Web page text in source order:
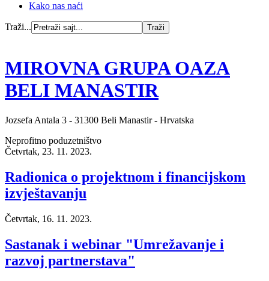
Kako nas naći
Traži...
MIROVNA GRUPA OAZA
BELI MANASTIR
Jozsefa Antala 3 - 31300 Beli Manastir - Hrvatska
Neprofitno poduzetništvo
Četvrtak, 23. 11. 2023.
Radionica o projektnom i financijskom
izvještavanju
Četvrtak, 16. 11. 2023.
Sastanak i webinar "Umrežavanje i
razvoj partnerstava"